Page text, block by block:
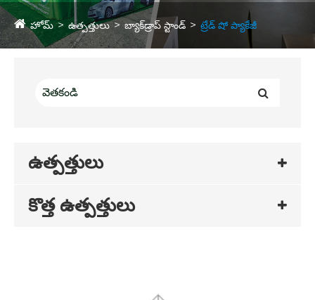
హోమ్ ఉత్పత్తులు బ్యాక్‌డ్రాప్ స్టాండ్ ట్రేడ్ షో ప్యాకేజీ
ఉత్పత్తులు
కొత్త ఉత్పత్తులు